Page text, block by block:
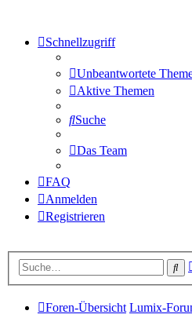
Schnellzugriff
Unbeantwortete
Aktive Themen
Suche
Das Team
FAQ
Anmelden
Registrieren
Foren-Übersicht Lumix-